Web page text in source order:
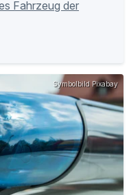
Fahrzeug der
Symbolbild Pixabay